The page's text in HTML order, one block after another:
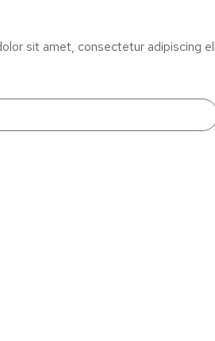
sit amet, consectetur adipiscing